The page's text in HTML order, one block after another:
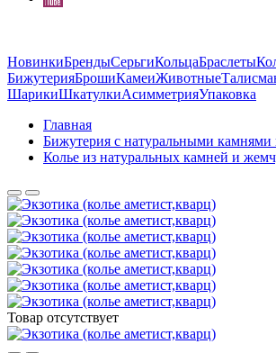
НовинкиБрендыСерьгиКольцаБраслеты
БижутерияБрошиКамеиЖивотные
ШарикиШкатулкиАсимметрияУпаковка
Главная
Бижутерия с натуральными
Колье из натуральных камней и
Товар отсутствует